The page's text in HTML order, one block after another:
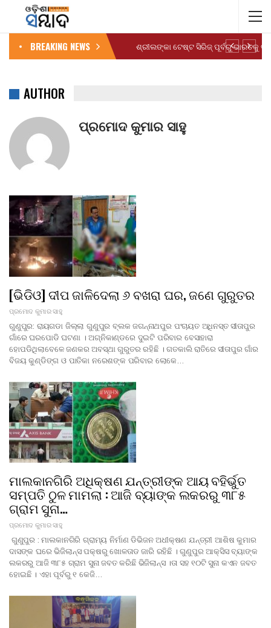
BREAKING NEWS
AUTHOR
ପ୍ରମୋଦ କୁମାର ସାହୁ
[ଭିଡିଓ] ଦୀପ ଜାଳିଦେଲା ୬ ବଖରା ଘର, ଜଣେ ଗୁରୁତର
ପ୍ରମୋଦ କୁମାର ସାହୁ
ଗୁଣୁପୁର: ରାୟଗଡା ଜିଲ୍ଲା ଗୁଣୁପୁର ବ୍ଲକ ଜଗନ୍ନାଥପୁର ପଂଚାୟତ ଅଧିନସ୍ତ ସୀତାପୁର
ଗାଁରେ ଘରପୋଡି ଘଟଣା । ଅଗ୍ନିକାଣ୍ଡରେ ଦୁଇଟି ପରିବାର ବେସାହାରା
ହୋପଡିଥିଲାବେଳେ ଜଣକର ଅବସ୍ଥା ଗୁରୁତର ରହିଛି । ଗତକାଲି ରାତିରେ ସୀତାପୁର ଗାଁର
ବିଜୟ କୁଣ୍ଡିଙ୍ଗ ଓ ପାତିକା ନରେଶଙ୍କ ପରିବାର ଲୋକେ…
ମାଲକାନଗିରି ଅଧିକ୍ଷଣ ଯନ୍ତ୍ରୀଙ୍କ ଆୟ ବହିର୍ଭୁତ
ସମ୍ପତି ଠୁଳ ମାମଲା : ଆଜି ବ୍ୟାଙ୍କ ଲକରରୁ ୩୮୫
ଗ୍ରାମ ସୁନା…
ପ୍ରମୋଦ କୁମାର ସାହୁ
ଗୁଣୁପୁର : ମାଲକାନଗିରି ଗ୍ରାମ୍ୟ ନିର୍ମାଣ ଡିଭିଜନ ଅଧୀକ୍ଷଣ ଯନ୍ତ୍ରୀ ଆଶିଷ କୁମାର
ଦାସଙ୍କ ଘରେ ଭିଜିଲାନ୍ସ ପକ୍ଷରୁ ଖୋଳତାଡ ଜାରି ରହିଛି । ଗୁଣୁପୁର ଆକ୍ସିସ ବ୍ୟାଙ୍କ
ଲକରରୁ ଆଜି ୩୮୫ ଗ୍ରାମ ସୁନା ଜବତ କରିଛି ଭିଜିଲାନ୍ସ ।ତା ସହ ୧୦ଟି ସୁନା କଏନ ଜବତ
ହୋଇଛି । ଏହା ପୂର୍ବରୁ ୧ କେଜି…